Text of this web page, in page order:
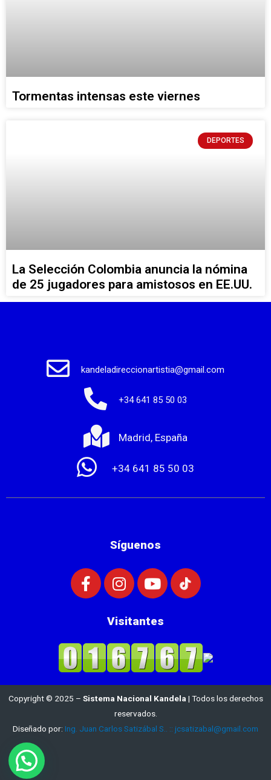
Tormentas intensas este viernes
DEPORTES
La Selección Colombia anuncia la nómina
de 25 jugadores para amistosos en EE.UU.
kandeladireccionartistia@gmail.com
+34 641 85 50 03
Madrid, España
+34 641 85 50 03
Síguenos
Visitantes
Copyright © 2025 – Sistema Nacional Kandela | Todos los derechos
reservados.
Diseñado por: Ing. Juan Carlos Satizábal S.. :: jcsatizabal@gmail.com